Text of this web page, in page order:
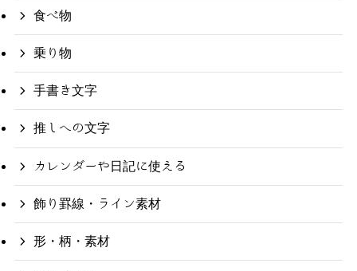
食べ物
乗り物
手書き文字
推しへの文字
カレンダーや日記に使える
飾り罫線・ライン素材
形・柄・素材